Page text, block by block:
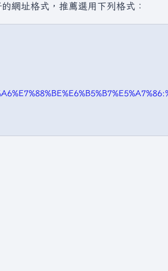
網址格式，推薦選用下列格式：